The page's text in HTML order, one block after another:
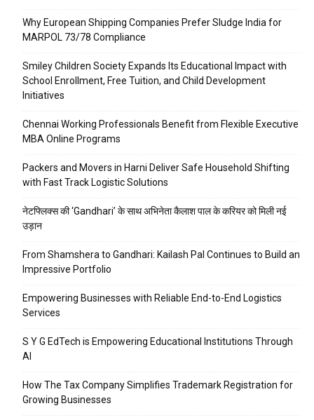
Why European Shipping Companies Prefer Sludge India for
MARPOL 73/78 Compliance
Smiley Children Society Expands Its Educational Impact with
School Enrollment, Free Tuition, and Child Development
Initiatives
Chennai Working Professionals Benefit from Flexible Executive
MBA Online Programs
Packers and Movers in Harni Deliver Safe Household Shifting
with Fast Track Logistic Solutions
नेटफ्लिक्स की ‘Gandhari’ के साथ अभिनेता कैलाश पाल के करियर को मिली नई
उड़ान
From Shamshera to Gandhari: Kailash Pal Continues to Build an
Impressive Portfolio
Empowering Businesses with Reliable End-to-End Logistics
Services
S Y G EdTech is Empowering Educational Institutions Through
AI
How The Tax Company Simplifies Trademark Registration for
Growing Businesses